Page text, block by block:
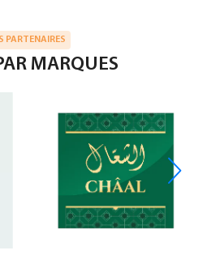
PARTENAIRES
MARQUES